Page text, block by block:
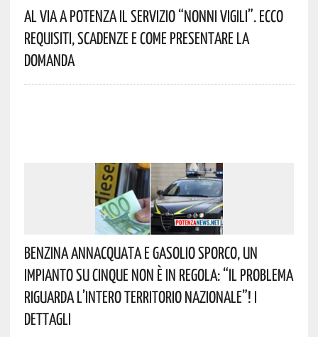
Al Via A Potenza Il Servizio “Nonni Vigili”. Ecco
Requisiti, Scadenze E Come Presentare La
Domanda
Benzina Annacquata E Gasolio Sporco, Un
Impianto Su Cinque Non È In Regola: “il Problema
Riguarda L’intero Territorio Nazionale”! I
Dettagli